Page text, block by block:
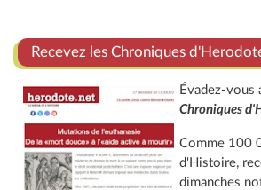
Recevez les Chroniques
Évadez-
Chroniques
Comme 100
d'Histoire,
dimanches